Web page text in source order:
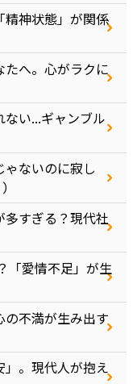
精神状態」が関係
たへ。心がラクに
ない...ギャンブル
ゃないのに寂し
多すぎる？現代社
「愛情不足」が生
の不満が生み出す
」。現代人が抱え